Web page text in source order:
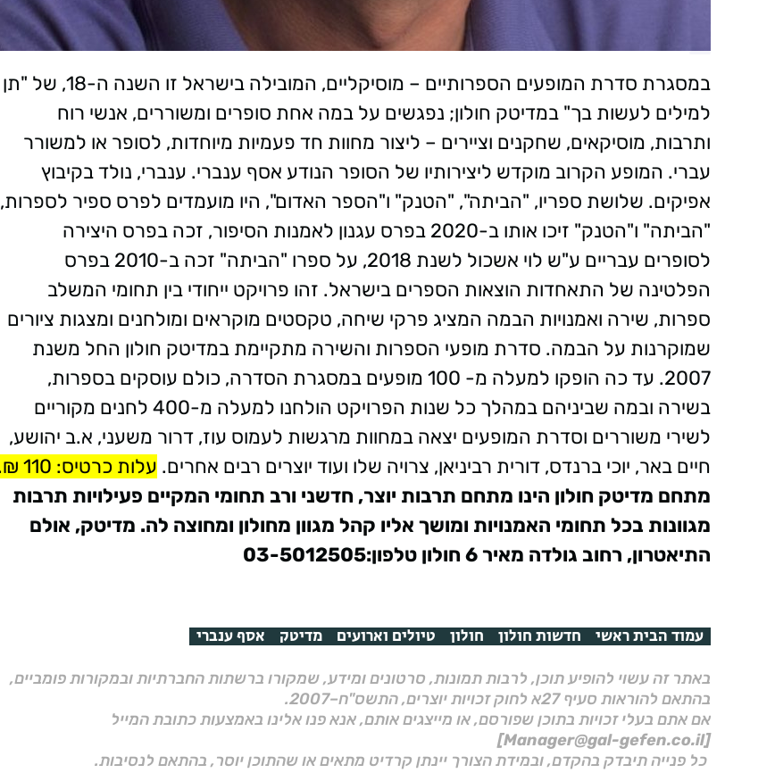
במסגרת סדרת המופעים הספרותיים – מוסיקליים, המובילה בישראל זו השנה ה-18, של "תן
למילים לעשות בך" במדיטק חולון; נפגשים על במה אחת סופרים ומשוררים, אנשי רוח
ותרבות, מוסיקאים, שחקנים וציירים – ליצור מחוות חד פעמיות מיוחדות, לסופר או למשורר
עברי. המופע הקרוב מוקדש ליצירותיו של הסופר הנודע אסף ענברי. ענברי, נולד בקיבוץ
אפיקים. שלושת ספריו, "הביתה", "הטנק" ו"הספר האדום", היו מועמדים לפרס ספיר לספרות,
"הביתה" ו"הטנק" זיכו אותו ב-2020 בפרס עגנון לאמנות הסיפור, זכה בפרס היצירה
לסופרים עבריים ע"ש לוי אשכול לשנת 2018, על ספרו "הביתה" זכה ב-2010 בפרס
הפלטינה של התאחדות הוצאות הספרים בישראל. זהו פרויקט ייחודי בין תחומי המשלב
ספרות, שירה ואמנויות הבמה המציג פרקי שיחה, טקסטים מוקראים ומולחנים ומצגות ציורים
שמוקרנות על הבמה. סדרת מופעי הספרות והשירה מתקיימת במדיטק חולון החל משנת
2007. עד כה הופקו למעלה מ- 100 מופעים במסגרת הסדרה, כולם עוסקים בספרות,
בשירה ובמה שביניהם במהלך כל שנות הפרויקט הולחנו למעלה מ-400 לחנים מקוריים
לשירי משוררים וסדרת המופעים יצאה במחוות מרגשות לעמוס עוז, דרור משעני, א.ב יהושע,
חיים באר, יוכי ברנדס, דורית רביניאן, צרויה שלו ועוד יוצרים רבים אחרים. עלות כרטיס: 110 ₪.
מתחם מדיטק חולון הינו מתחם תרבות יוצר, חדשני ורב תחומי המקיים פעילויות תרבות
מגוונות בכל תחומי האמנויות ומושך אליו קהל מגוון מחולון ומחוצה לה. מדיטק, אולם
התיאטרון, רחוב גולדה מאיר 6 חולון טלפון:03-5012505
עמוד הבית ראשי חדשות חולון חולון טיולים וארועים מדיטק אסף ענברי
באתר זה עשוי להופיע תוכן, לרבות תמונות, סרטונים ומידע, שמקורו ברשתות החברתיות ובמקורות פומביים,
בהתאם להוראות סעיף 27א לחוק זכויות יוצרים, התשס"ח–2007.
אם אתם בעלי זכויות בתוכן שפורסם, או מייצגים אותם, אנא פנו אלינו באמצעות כתובת המייל
[Manager@gal-gefen.co.il]
כל פנייה תיבדק בהקדם, ובמידת הצורך יינתן קרדיט מתאים או שהתוכן יוסר, בהתאם לנסיבות.